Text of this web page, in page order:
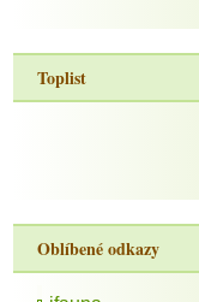
Toplist
Oblíbené odkazy